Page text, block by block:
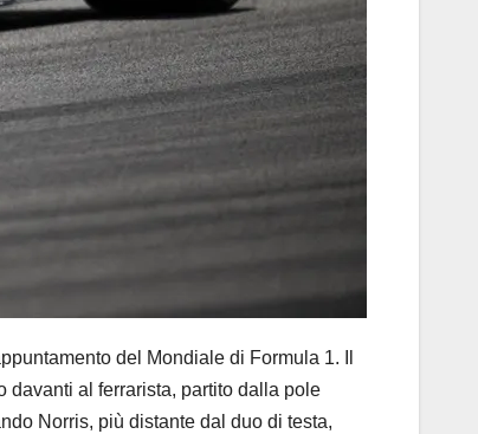
del Mondiale di Formula 1. Il
davanti al ferrarista, partito dalla pole
Norris, più distante dal duo di testa,